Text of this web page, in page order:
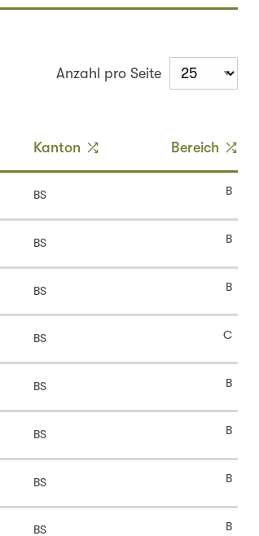
Anzahl pro Seite
Kanton Bereich
BS B
BS B
BS B
BS C
BS B
BS B
BS B
BS B